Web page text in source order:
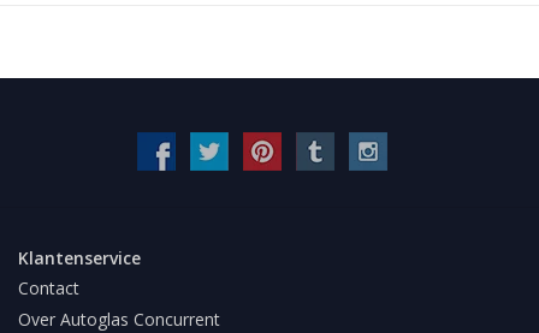
Klantenservice
Contact
Over Autoglas Concurrent